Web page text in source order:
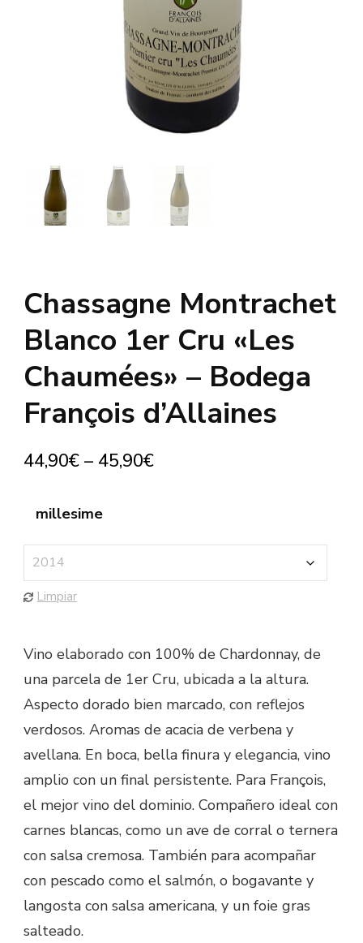
Chassagne Montrachet
Blanco 1er Cru «Les
Chaumées» – Bodega
François d’Allaines
44,90€ – 45,90€
millesime
Limpiar
Vino elaborado con 100% de Chardonnay, de
una parcela de 1er Cru, ubicada a la altura.
Aspecto dorado bien marcado, con reflejos
verdosos. Aromas de acacia de verbena y
avellana. En boca, bella finura y elegancia, vino
amplio con un final persistente. Para François,
el mejor vino del dominio. Compañero ideal con
carnes blancas, como un ave de corral o ternera
con salsa cremosa. También para acompañar
con pescado como el salmón, o bogavante y
langosta con salsa americana, y un foie gras
salteado.